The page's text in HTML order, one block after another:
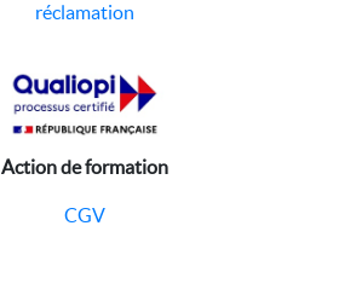
réclamation
Action de formation
CGV